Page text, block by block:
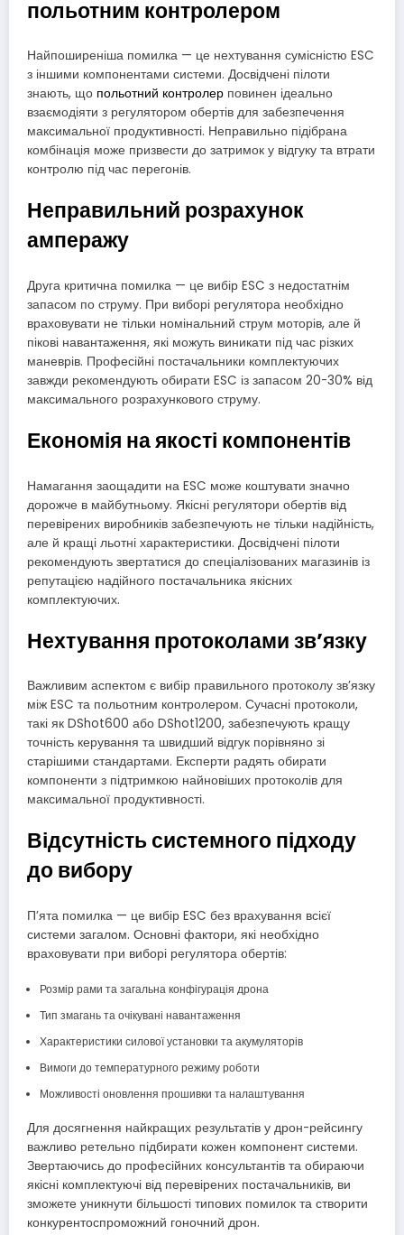
польотним контролером
Найпоширеніша помилка — це нехтування сумісністю ESC
з іншими компонентами системи. Досвідчені пілоти
знають, що польотний контролер повинен ідеально
взаємодіяти з регулятором обертів для забезпечення
максимальної продуктивності. Неправильно підібрана
комбінація може призвести до затримок у відгуку та втрати
контролю під час перегонів.
Неправильний розрахунок
амперажу
Друга критична помилка — це вибір ESC з недостатнім
запасом по струму. При виборі регулятора необхідно
враховувати не тільки номінальний струм моторів, але й
пікові навантаження, які можуть виникати під час різких
маневрів. Професійні постачальники комплектуючих
завжди рекомендують обирати ESC із запасом 20-30% від
максимального розрахункового струму.
Економія на якості компонентів
Намагання заощадити на ESC може коштувати значно
дорожче в майбутньому. Якісні регулятори обертів від
перевірених виробників забезпечують не тільки надійність,
але й кращі льотні характеристики. Досвідчені пілоти
рекомендують звертатися до спеціалізованих магазинів із
репутацією надійного постачальника якісних
комплектуючих.
Нехтування протоколами зв’язку
Важливим аспектом є вибір правильного протоколу зв’язку
між ESC та польотним контролером. Сучасні протоколи,
такі як DShot600 або DShot1200, забезпечують кращу
точність керування та швидший відгук порівняно зі
старішими стандартами. Експерти радять обирати
компоненти з підтримкою найновіших протоколів для
максимальної продуктивності.
Відсутність системного підходу
до вибору
П’ята помилка — це вибір ESC без врахування всієї
системи загалом. Основні фактори, які необхідно
враховувати при виборі регулятора обертів:
Розмір рами та загальна конфігурація дрона
Тип змагань та очікувані навантаження
Характеристики силової установки та акумуляторів
Вимоги до температурного режиму роботи
Можливості оновлення прошивки та налаштування
Для досягнення найкращих результатів у дрон-рейсингу
важливо ретельно підбирати кожен компонент системи.
Звертаючись до професійних консультантів та обираючи
якісні комплектуючі від перевірених постачальників, ви
зможете уникнути більшості типових помилок та створити
конкурентоспроможний гоночний дрон.